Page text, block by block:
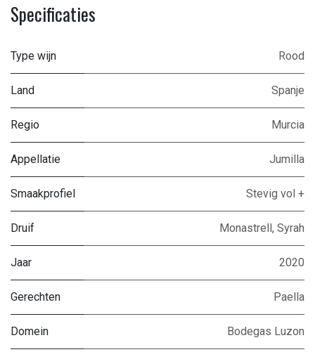
Specificaties
Type wijn Rood
Land Spanje
Regio Murcia
Appellatie Jumilla
Smaakprofiel Stevig vol +
Druif Monastrell, Syrah
Jaar 2020
Gerechten Paella
Domein Bodegas Luzon